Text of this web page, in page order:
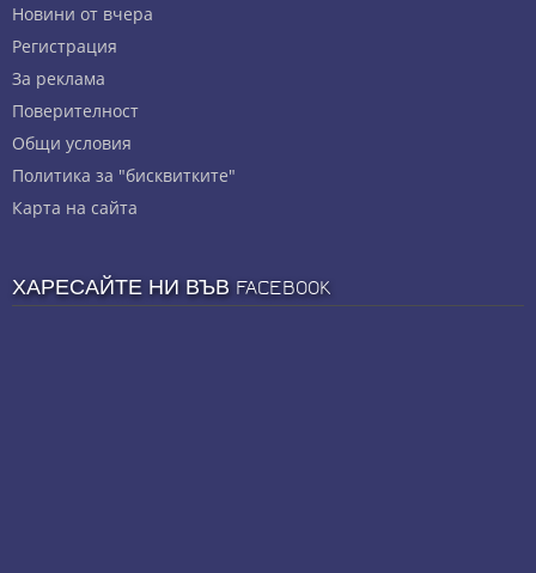
Новини от вчера
Регистрация
За реклама
Πoвepитeлнocт
Общи условия
Политика за "бисквитките"
Карта на сайта
ХАРЕСАЙТЕ НИ ВЪВ FACEBOOK